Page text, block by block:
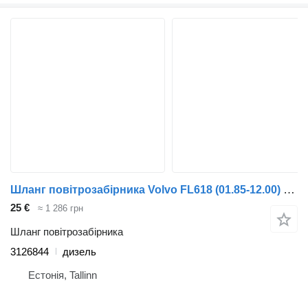
Шланг повітрозабірника Volvo FL618 (01.85-12.00) 3126844 до тягача Volvo FL, FL6, FL7, FL10, FL12, FS718 (1985-2005)
25 € ≈ 1 286 грн
Шланг повітрозабірника
3126844
дизель
Естонія, Tallinn